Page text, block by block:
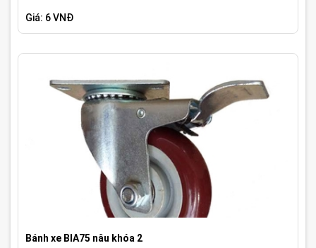
Giá: 6 VNĐ
Bánh xe BIA75 nâu khóa 2